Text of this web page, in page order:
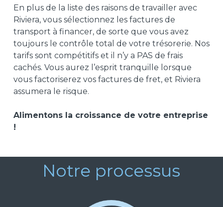
En plus de la liste des raisons de travailler avec
Riviera, vous sélectionnez les factures de
transport à financer, de sorte que vous avez
toujours le contrôle total de votre trésorerie. Nos
tarifs sont compétitifs et il n’y a PAS de frais
cachés. Vous aurez l’esprit tranquille lorsque
vous factoriserez vos factures de fret, et Riviera
assumera le risque.
Alimentons la croissance de votre entreprise
!
Notre processus